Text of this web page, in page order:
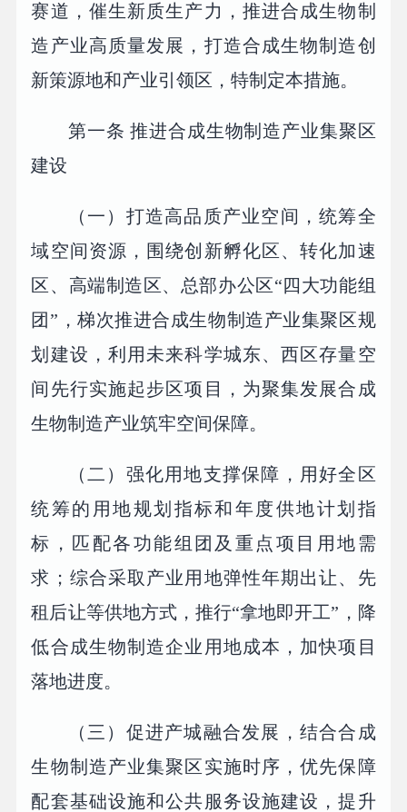
赛道，催生新质生产力，推进合成生物制
造产业高质量发展，打造合成生物制造创
新策源地和产业引领区，特制定本措施。
第一条 推进合成生物制造产业集聚区
建设
（一）打造高品质产业空间，统筹全
域空间资源，围绕创新孵化区、转化加速
区、高端制造区、总部办公区“四大功能组
团”，梯次推进合成生物制造产业集聚区规
划建设，利用未来科学城东、西区存量空
间先行实施起步区项目，为聚集发展合成
生物制造产业筑牢空间保障。
（二）强化用地支撑保障，用好全区
统筹的用地规划指标和年度供地计划指
标，匹配各功能组团及重点项目用地需
求；综合采取产业用地弹性年期出让、先
租后让等供地方式，推行“拿地即开工”，降
低合成生物制造企业用地成本，加快项目
落地进度。
（三）促进产城融合发展，结合合成
生物制造产业集聚区实施时序，优先保障
配套基础设施和公共服务设施建设，提升